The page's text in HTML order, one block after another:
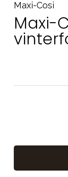
Maxi-Cosi
Maxi-